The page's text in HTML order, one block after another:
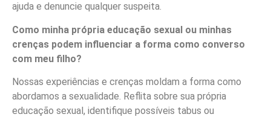
ajuda e denuncie qualquer suspeita.
Como minha própria educação sexual ou minhas
crenças podem influenciar a forma como converso
com meu filho?
Nossas experiências e crenças moldam a forma como
abordamos a sexualidade. Reflita sobre sua própria
educação sexual, identifique possíveis tabus ou